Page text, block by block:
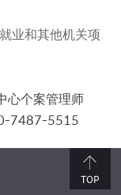
业和其他机关项
心个案管理师
7487-5515
TOP